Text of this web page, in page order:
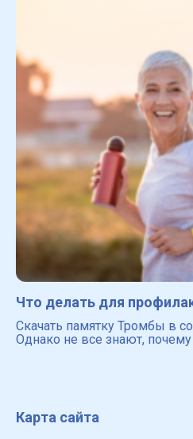
Что делать для
Скачать памятку Тромбы в
Однако не все знают,
Карта сайта